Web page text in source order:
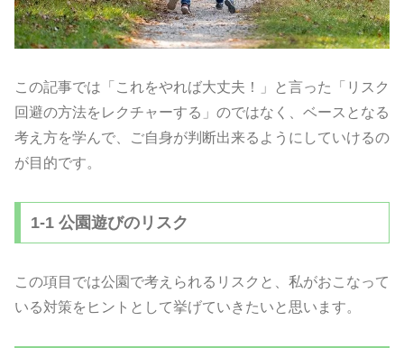
この記事では「これをやれば大丈夫！」と言った「リスク
回避の方法をレクチャーする」のではなく、ベースとなる
考え方を学んで、ご自身が判断出来るようにしていけるの
が目的です。
1-1 公園遊びのリスク
この項目では公園で考えられるリスクと、私がおこなって
いる対策をヒントとして挙げていきたいと思います。